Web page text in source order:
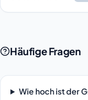
Häufige Fragen
Wie hoch ist der